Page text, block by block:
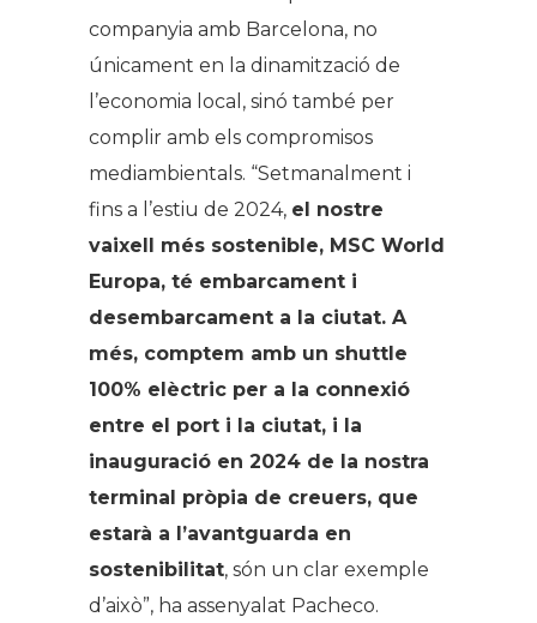
companyia amb Barcelona, no
únicament en la dinamització de
l’economia local, sinó també per
complir amb els compromisos
mediambientals. “Setmanalment i
fins a l’estiu de 2024, el nostre
vaixell més sostenible, MSC World
Europa, té embarcament i
desembarcament a la ciutat. A
més, comptem amb un shuttle
100% elèctric per a la connexió
entre el port i la ciutat, i la
inauguració en 2024 de la nostra
terminal pròpia de creuers, que
estarà a l’avantguarda en
sostenibilitat, són un clar exemple
d’això”, ha assenyalat Pacheco.